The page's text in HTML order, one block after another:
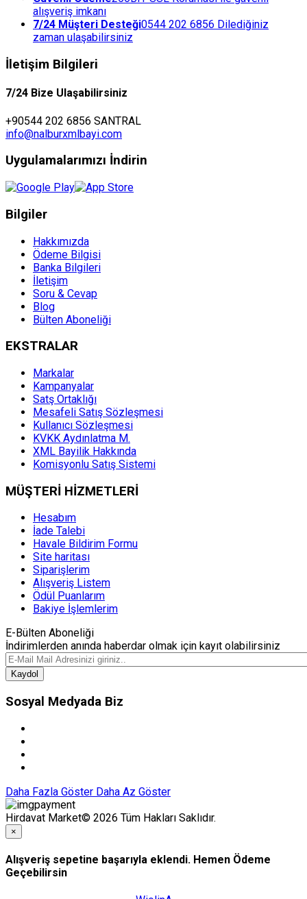
alışveriş imkanı
7/24 Müşteri Desteği0544 202 6856 Dilediğiniz
zaman ulaşabilirsiniz
İletişim Bilgileri
7/24 Bize Ulaşabilirsiniz
+90544 202 6856 SANTRAL
info@nalburxmlbayi.com
Uygulamalarımızı İndirin
Bilgiler
Hakkımızda
Ödeme Bilgisi
Banka Bilgileri
İletişim
Soru & Cevap
Blog
Bülten Aboneliği
EKSTRALAR
Markalar
Kampanyalar
Satş Ortaklığı
Mesafeli Satış Sözleşmesi
Kullanıcı Sözleşmesi
KVKK Aydınlatma M.
XML Bayilik Hakkında
Komisyonlu Satış Sistemi
MÜŞTERİ HİZMETLERİ
Hesabım
İade Talebi
Havale Bildirim Formu
Site haritası
Siparişlerim
Alışveriş Listem
Ödül Puanlarım
Bakiye İşlemlerim
E-Bülten Aboneliği
İndirimlerden anında haberdar olmak için kayıt olabilirsiniz
Kaydol
Sosyal Medyada Biz
Daha Fazla Göster Daha Az Göster
Hirdavat Market© 2026 Tüm Hakları Saklıdır.
×
Alışveriş sepetine başarıyla eklendi. Hemen Ödeme
Geçebilirsin